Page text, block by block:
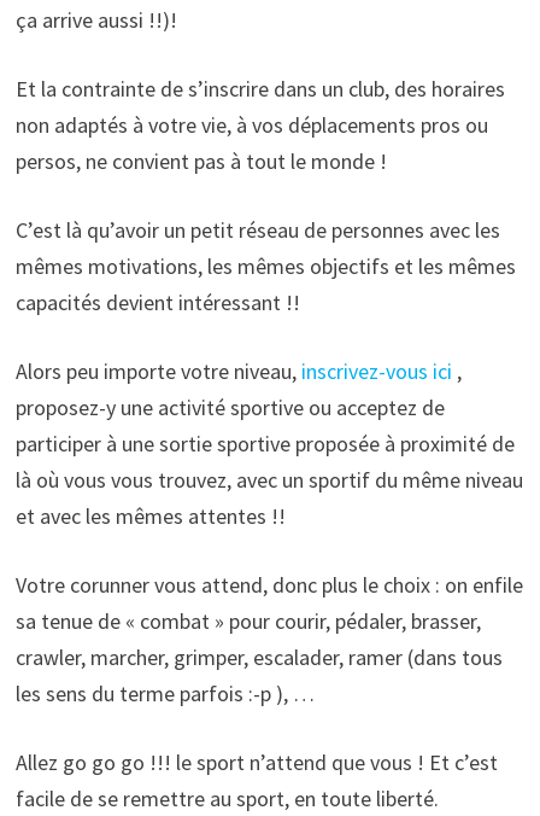
ça arrive aussi !!)!
Et la contrainte de s’inscrire dans un club, des horaires
non adaptés à votre vie, à vos déplacements pros ou
persos, ne convient pas à tout le monde !
C’est là qu’avoir un petit réseau de personnes avec les
mêmes motivations, les mêmes objectifs et les mêmes
capacités devient intéressant !!
Alors peu importe votre niveau, inscrivez-vous ici ,
proposez-y une activité sportive ou acceptez de
participer à une sortie sportive proposée à proximité de
là où vous vous trouvez, avec un sportif du même niveau
et avec les mêmes attentes !!
Votre corunner vous attend, donc plus le choix : on enfile
sa tenue de « combat » pour courir, pédaler, brasser,
crawler, marcher, grimper, escalader, ramer (dans tous
les sens du terme parfois :-p ), …
Allez go go go !!! le sport n’attend que vous ! Et c’est
facile de se remettre au sport, en toute liberté.